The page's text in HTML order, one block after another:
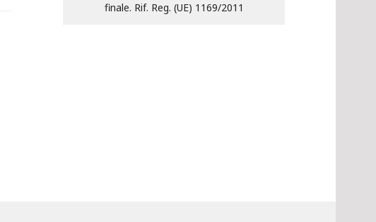
finale. Rif. Reg. (UE) 1169/2011